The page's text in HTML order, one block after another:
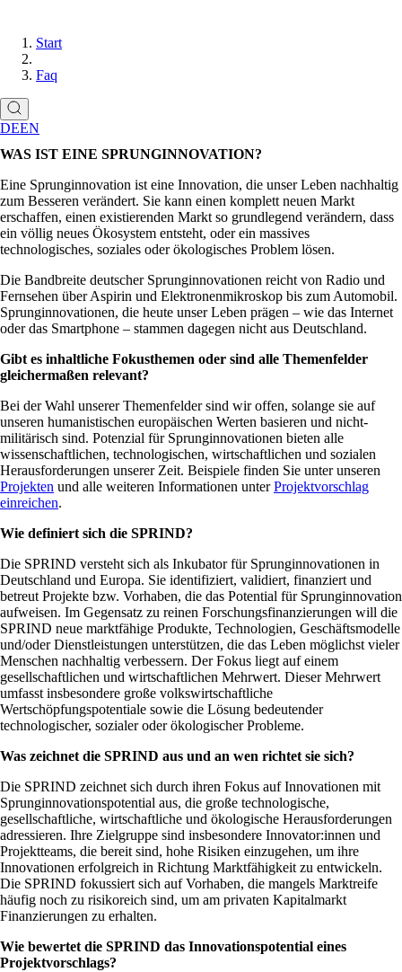
Start
Faq
DEEN
WAS IST EINE SPRUNGINNOVATION?
Eine Sprunginnovation ist eine Innovation, die unser Leben nachhaltig
zum Besseren verändert. Sie kann einen komplett neuen Markt
erschaffen, einen existierenden Markt so grundlegend verändern, dass
ein völlig neues Ökosystem entsteht, oder ein massives
technologisches, soziales oder ökologisches Problem lösen.
Die Bandbreite deutscher Sprunginnovationen reicht von Radio und
Fernsehen über Aspirin und Elektronenmikroskop bis zum Automobil.
Sprunginnovationen, die heute unser Leben prägen – wie das Internet
oder das Smartphone – stammen dagegen nicht aus Deutschland.
Gibt es inhaltliche Fokusthemen oder sind alle Themenfelder
gleichermaßen relevant?
Bei der Wahl unserer Themenfelder sind wir offen, solange sie auf
unseren humanistischen europäischen Werten basieren und nicht-
militärisch sind. Potenzial für Sprunginnovationen bieten alle
wissenschaftlichen, technologischen, wirtschaftlichen und sozialen
Herausforderungen unserer Zeit. Beispiele finden Sie unter unseren
Projekten und alle weiteren Informationen unterProjektvorschlag
einreichen.
Wie definiert sich die SPRIND?
Die SPRIND versteht sich als Inkubator für Sprunginnovationen in
Deutschland und Europa. Sie identifiziert, validiert, finanziert und
betreut Projekte bzw. Vorhaben, die das Potential für Sprunginnovation
aufweisen. Im Gegensatz zu reinen Forschungsfinanzierungen will die
SPRIND neue marktfähige Produkte, Technologien, Geschäftsmodelle
und/oder Dienstleistungen unterstützen, die das Leben möglichst vieler
Menschen nachhaltig verbessern. Der Fokus liegt auf einem
gesellschaftlichen und wirtschaftlichen Mehrwert. Dieser Mehrwert
umfasst insbesondere große volkswirtschaftliche
Wertschöpfungspotentiale sowie die Lösung bedeutender
technologischer, sozialer oder ökologischer Probleme.
Was zeichnet die SPRIND aus und an wen richtet sie sich?
Die SPRIND zeichnet sich durch ihren Fokus auf Innovationen mit
Sprunginnovationspotential aus, die große technologische,
gesellschaftliche, wirtschaftliche und ökologische Herausforderungen
adressieren. Ihre Zielgruppe sind insbesondere Innovator:innen und
Projektteams, die bereit sind, hohe Risiken einzugehen, um ihre
Innovationen erfolgreich in Richtung Marktfähigkeit zu entwickeln.
Die SPRIND fokussiert sich auf Vorhaben, die mangels Marktreife
häufig noch zu risikoreich sind, um am privaten Kapitalmarkt
Finanzierungen zu erhalten.
Wie bewertet die SPRIND das Innovationspotential eines
Projektvorschlags?